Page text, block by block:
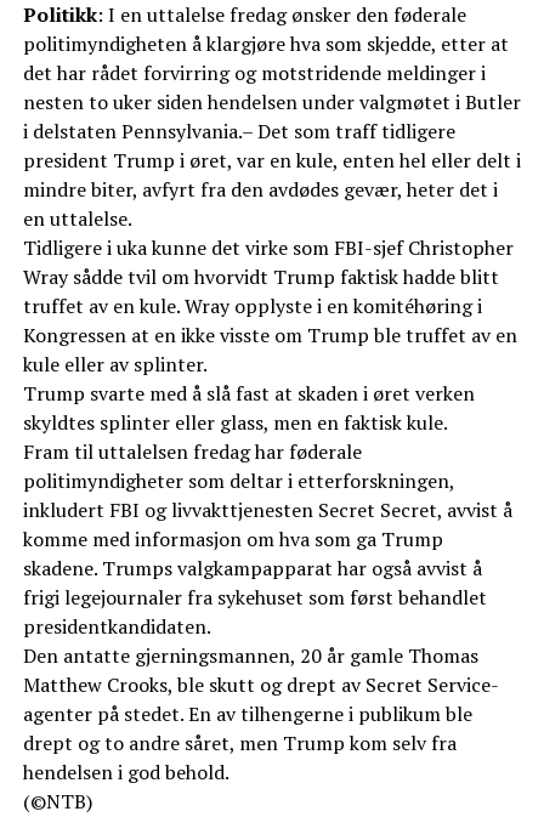
Politikk: I en uttalelse fredag ønsker den føderale
politimyndigheten å klargjøre hva som skjedde, etter at
det har rådet forvirring og motstridende meldinger i
nesten to uker siden hendelsen under valgmøtet i Butler
i delstaten Pennsylvania.– Det som traff tidligere
president Trump i øret, var en kule, enten hel eller delt i
mindre biter, avfyrt fra den avdødes gevær, heter det i
en uttalelse.
Tidligere i uka kunne det virke som FBI-sjef Christopher
Wray sådde tvil om hvorvidt Trump faktisk hadde blitt
truffet av en kule. Wray opplyste i en komitéhøring i
Kongressen at en ikke visste om Trump ble truffet av en
kule eller av splinter.
Trump svarte med å slå fast at skaden i øret verken
skyldtes splinter eller glass, men en faktisk kule.
Fram til uttalelsen fredag har føderale
politimyndigheter som deltar i etterforskningen,
inkludert FBI og livvakttjenesten Secret Secret, avvist å
komme med informasjon om hva som ga Trump
skadene. Trumps valgkampapparat har også avvist å
frigi legejournaler fra sykehuset som først behandlet
presidentkandidaten.
Den antatte gjerningsmannen, 20 år gamle Thomas
Matthew Crooks, ble skutt og drept av Secret Service-
agenter på stedet. En av tilhengerne i publikum ble
drept og to andre såret, men Trump kom selv fra
hendelsen i god behold.
(©NTB)